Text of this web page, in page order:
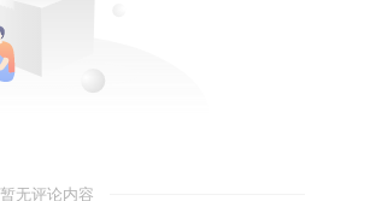
暂无评论内容